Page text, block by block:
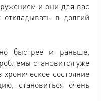
и они для вас
откладывать в долгий
быстрее и раньше,
становится уже
состояние
становиться очень